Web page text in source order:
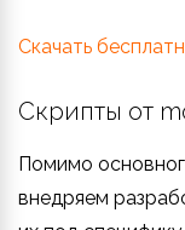
Скачать
Скрипты от
Помимо
внедряем